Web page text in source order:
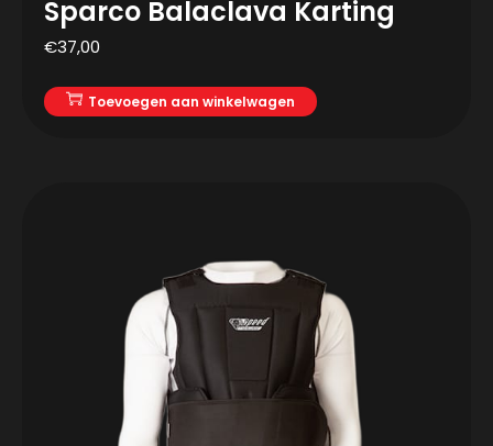
Sparco Balaclava Karting
€37,00
Toevoegen aan winkelwagen